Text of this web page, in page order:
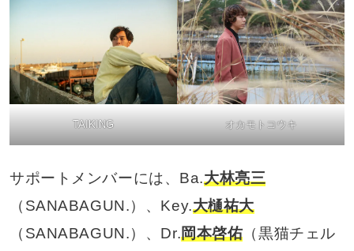
TAIKING オカモトコウキ
サポートメンバーには、Ba.大林亮三
（SANABAGUN.）、Key.大樋祐大
（SANABAGUN.）、Dr.岡本啓佑（黒猫チェル